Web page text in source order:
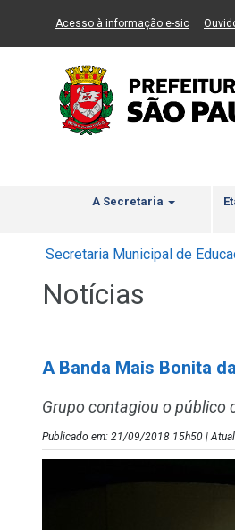
Ir ao Conteúdo Ir para menu
Acesso à informação e-sic(Link
A Secretaria
Secretaria Municipal de
Notícias
A Banda Mais Bonita
Grupo contagiou o público
Publicado em: 21/09/2018 15h50 |